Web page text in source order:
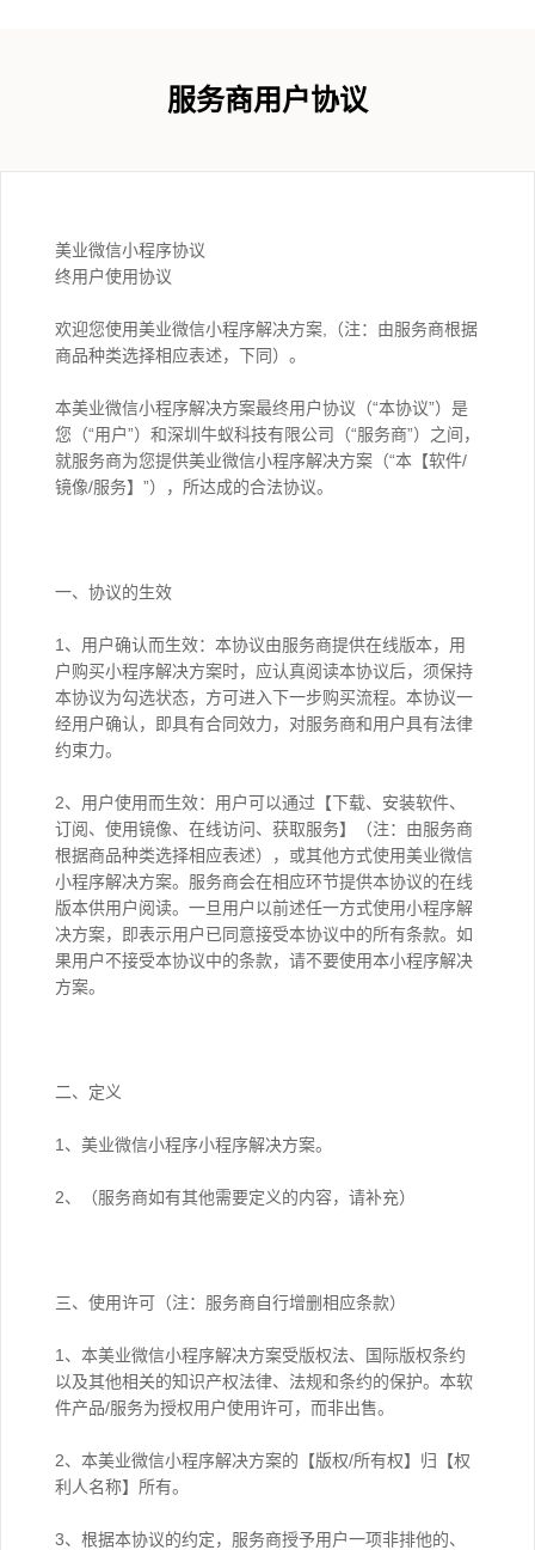
服务商用户协议
美业微信小程序协议
终用户使用协议
欢迎您使用美业微信小程序解决方案,（注：由服务商根据
商品种类选择相应表述，下同）。
本美业微信小程序解决方案最终用户协议（“本协议”）是
您（“用户”）和深圳牛蚁科技有限公司（“服务商”）之间，
就服务商为您提供美业微信小程序解决方案（“本【软件/
镜像/服务】”），所达成的合法协议。
一、协议的生效
1、用户确认而生效：本协议由服务商提供在线版本，用
户购买小程序解决方案时，应认真阅读本协议后，须保持
本协议为勾选状态，方可进入下一步购买流程。本协议一
经用户确认，即具有合同效力，对服务商和用户具有法律
约束力。
2、用户使用而生效：用户可以通过【下载、安装软件、
订阅、使用镜像、在线访问、获取服务】（注：由服务商
根据商品种类选择相应表述），或其他方式使用美业微信
小程序解决方案。服务商会在相应环节提供本协议的在线
版本供用户阅读。一旦用户以前述任一方式使用小程序解
决方案，即表示用户已同意接受本协议中的所有条款。如
果用户不接受本协议中的条款，请不要使用本小程序解决
方案。
二、定义
1、美业微信小程序小程序解决方案。
2、（服务商如有其他需要定义的内容，请补充）
三、使用许可（注：服务商自行增删相应条款）
1、本美业微信小程序解决方案受版权法、国际版权条约
以及其他相关的知识产权法律、法规和条约的保护。本软
件产品/服务为授权用户使用许可，而非出售。
2、本美业微信小程序解决方案的【版权/所有权】归【权
利人名称】所有。
3、根据本协议的约定，服务商授予用户一项非排他的、